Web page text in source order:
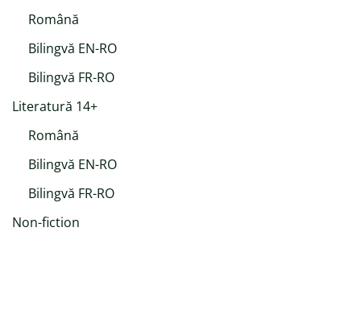
Română
Bilingvă EN-RO
Bilingvă FR-RO
Literatură 14+
Română
Bilingvă EN-RO
Bilingvă FR-RO
Non-fiction